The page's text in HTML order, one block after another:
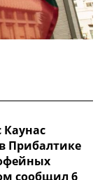
Прибалтике
сообщил 6